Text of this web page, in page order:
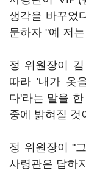
생각을 바꾸었
문하자 "예 저
정 위원장이
따라 '내가 옷
다'라는 말을
중에 밝혀질 것
정 위원장이 "
사령관은 답하